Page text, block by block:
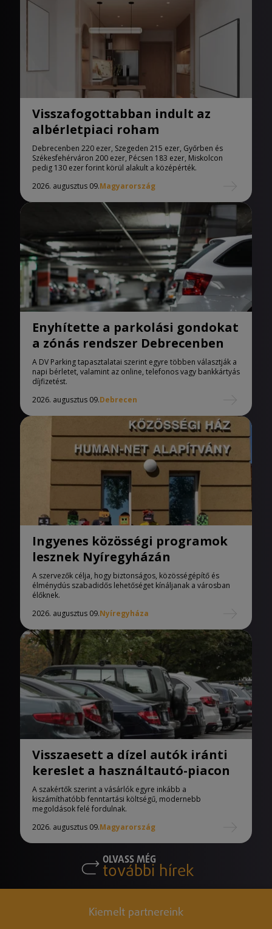
Visszafogottabban indult az
albérletpiaci roham
Debrecenben 220 ezer, Szegeden 215 ezer, Győrben és
Székesfehérváron 200 ezer, Pécsen 183 ezer, Miskolcon
pedig 130 ezer forint körül alakult a középérték.
2026. augusztus 09.Magyarország
Enyhítette a parkolási gondokat
a zónás rendszer Debrecenben
A DV Parking tapasztalatai szerint egyre többen választják a
napi bérletet, valamint az online, telefonos vagy bankkártyás
díjfizetést.
2026. augusztus 09.Debrecen
Ingyenes közösségi programok
lesznek Nyíregyházán
A szervezők célja, hogy biztonságos, közösségépítő és
élménydús szabadidős lehetőséget kínáljanak a városban
élőknek.
2026. augusztus 09.Nyíregyháza
Visszaesett a dízel autók iránti
kereslet a használtautó-piacon
A szakértők szerint a vásárlók egyre inkább a
kiszámíthatóbb fenntartási költségű, modernebb
megoldások felé fordulnak.
2026. augusztus 09.Magyarország
OLVASS MÉG
további hírek
Kiemelt partnereink